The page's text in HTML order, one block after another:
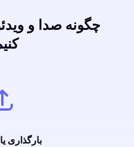
چگونه صدا و
بارگذاری